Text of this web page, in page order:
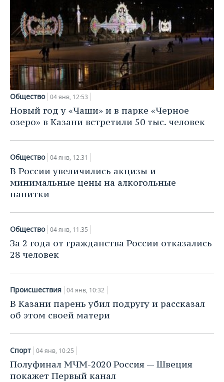
Общество 04 янв, 12:53
Новый год у «Чаши» и в парке «Черное
озеро» в Казани встретили 50 тыс. человек
Общество 04 янв, 12:31
В России увеличились акцизы и
минимальные цены на алкогольные
напитки
Общество 04 янв, 11:35
За 2 года от гражданства России отказались
28 человек
Происшествия 04 янв, 10:32
В Казани парень убил подругу и рассказал
об этом своей матери
Спорт 04 янв, 10:25
Полуфинал МЧМ-2020 Россия — Швеция
покажет Первый канал